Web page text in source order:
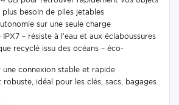
plus besoin de piles jetables
sur une seule charge
IPX7 – résiste à l’eau et aux éclaboussures
recyclé issu des océans – éco-
connexion stable et rapide
idéal pour les clés, sacs, bagages